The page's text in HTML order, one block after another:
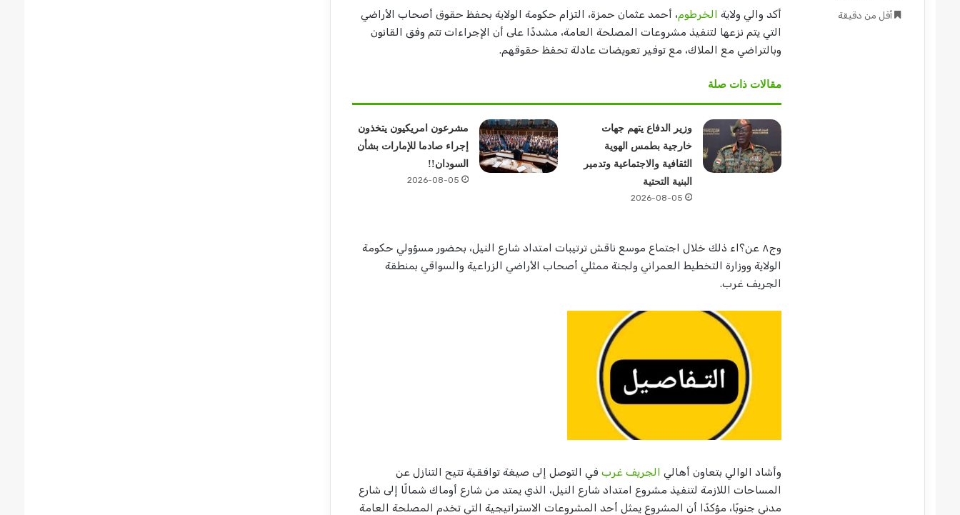
أكد والي ولاية الخرطوم، أحمد عثمان حمزة، التزام حكومة الولاية بحفظ حقوق أصحاب الأراضي
التي يتم نزعها لتنفيذ مشروعات المصلحة العامة، مشددًا على أن الإجراءات تتم وفق القانون
وبالتراضي مع الملاك، مع توفير تعويضات عادلة تحفظ حقوقهم.
مقالات ذات صلة
وزير الدفاع يتهم جهات
خارجية بطمس الهوية
الثقافية والاجتماعية وتدمير
البنية التحتية
2026-08-05
مشرعون امريكيون يتخذون
إجراء صادما للإمارات بشأن
السودان!!
2026-08-05
وج٨ عن؟اء ذلك خلال اجتماع موسع ناقش ترتيبات امتداد شارع النيل، بحضور مسؤولي حكومة
الولاية ووزارة التخطيط العمراني ولجنة ممثلي أصحاب الأراضي الزراعية والسواقي بمنطقة
الجريف غرب.
وأشاد الوالي بتعاون أهالي الجريف غربفي التوصل إلى صيغة توافقية تتيح التنازل عن
المساحات اللازمة لتنفيذ مشروع امتداد شارع النيل، الذي يمتد من شارع أوماك شمالًا إلى شارع
مدني جنوبًا، مؤكدًا أن المشروع يمثل أحد المشروعات الاستراتيجية التي تخدم المصلحة العامة
أقل من دقيقة